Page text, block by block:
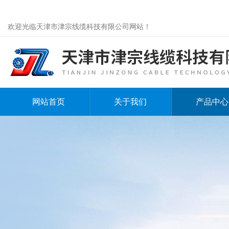
欢迎光临天津市津宗线缆科技有限公司网站！
网站首页 关于我们 产品中心